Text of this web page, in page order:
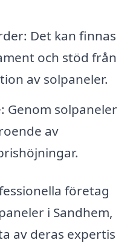
Det kan finnas
och stöd från
av solpaneler.
Genom solpaneler
av
företag
i Sandhem,
av deras expertis